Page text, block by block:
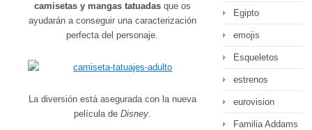
camisetas y mangas tatuadasque os
ayudarán a conseguir una caracterización
perfecta del personaje.
La diversión está asegurada con la nueva
película de Disney.
Egipto
emojis
Esqueletos
estrenos
eurovision
Familia Addams